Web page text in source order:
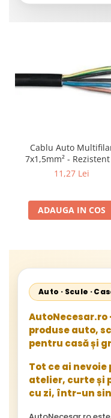
Cablu Auto
7x1,5mm² -
Flexibil pentru Remorci 12V-
11,27 Lei
ADAUGA IN COS
Auto · Scule ·
AutoNecesar.ro
produse auto,
pentru casă și
Tot ce ai
atelier, curte și
cu zi, într-un